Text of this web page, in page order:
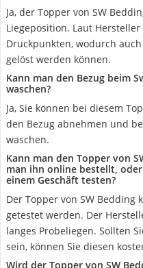
Ja, der Topper von SW
Liegeposition. Laut
Druckpunkten, wodurch
gelöst werden können.
Kann man den Bezug beim
waschen?
Ja, Sie können bei diesem
den Bezug abnehmen und
waschen.
Kann man den Topper von
man ihn online bestellt,
einem Geschäft testen?
Der Topper von SW
getestet werden. Der
langes Probeliegen. Sollten
sein, können Sie diesen
Wird der Topper von SW